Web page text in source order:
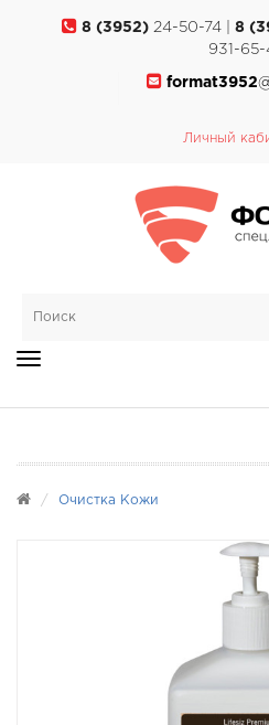
8 (3952)24-50-74 | 8
931-65-
format3952
Личный
Очистка Кожи